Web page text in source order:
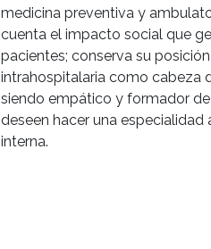
medicina preventiva y
cuenta el impacto social que
pacientes; conserva su
intrahospitalaria como cabeza
siendo empático y formador
deseen hacer una especialidad
interna.